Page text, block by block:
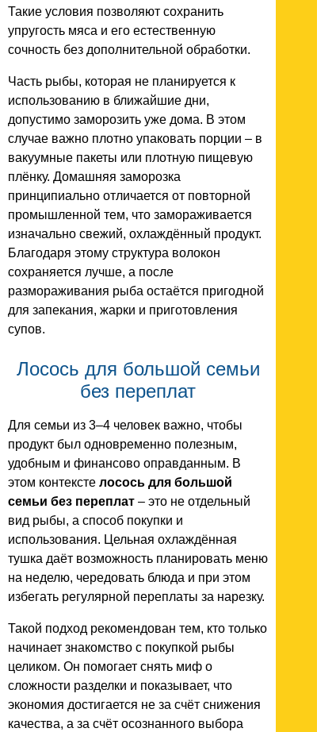
Такие условия позволяют сохранить
упругость мяса и его естественную
сочность без дополнительной обработки.
Часть рыбы, которая не планируется к
использованию в ближайшие дни,
допустимо заморозить уже дома. В этом
случае важно плотно упаковать порции – в
вакуумные пакеты или плотную пищевую
плёнку. Домашняя заморозка
принципиально отличается от повторной
промышленной тем, что замораживается
изначально свежий, охлаждённый продукт.
Благодаря этому структура волокон
сохраняется лучше, а после
размораживания рыба остаётся пригодной
для запекания, жарки и приготовления
супов.
Лосось для большой семьи
без переплат
Для семьи из 3–4 человек важно, чтобы
продукт был одновременно полезным,
удобным и финансово оправданным. В
этом контексте лосось для большой
семьи без переплат – это не отдельный
вид рыбы, а способ покупки и
использования. Цельная охлаждённая
тушка даёт возможность планировать меню
на неделю, чередовать блюда и при этом
избегать регулярной переплаты за нарезку.
Такой подход рекомендован тем, кто только
начинает знакомство с покупкой рыбы
целиком. Он помогает снять миф о
сложности разделки и показывает, что
экономия достигается не за счёт снижения
качества, а за счёт осознанного выбора